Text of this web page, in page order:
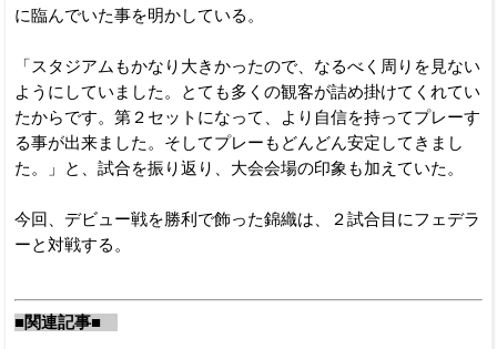
に臨んでいた事を明かしている。
「スタジアムもかなり大きかったので、なるべく周りを見ない
ようにしていました。とても多くの観客が詰め掛けてくれてい
たからです。第２セットになって、より自信を持ってプレーす
る事が出来ました。そしてプレーもどんどん安定してきまし
た。」と、試合を振り返り、大会会場の印象も加えていた。
今回、デビュー戦を勝利で飾った錦織は、２試合目にフェデラ
ーと対戦する。
■関連記事■